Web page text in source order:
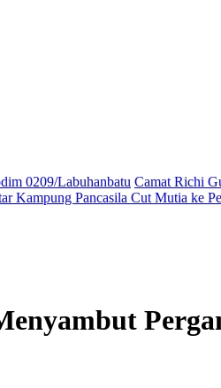
0209/Labuhanbatu Camat Richi
Kampung Pancasila Cut Mutia ke